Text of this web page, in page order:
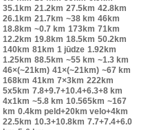
35.1km 21.2km 27.5km 42.8km
26.1km 21.7km ~38 km 46km
18.8km ~0.7 km 173km 71km
12.2km 19.8km 18.5km 50.2km
140km 81km 1 jūdze 1.92km
1.25km 88.5km ~55 km ~1.3 km
46×(~21km) 41×(~21km) ~67 km
168km 41km 7×3km 222km
5x5km 7.8+9.7+10.4+6.3+8 km
4x1km ~5.8 km 10.565km ~167
km 0.4km peld+20km velo+4km
22.5km 10.3+10.8km 7.7+7.4+6.0